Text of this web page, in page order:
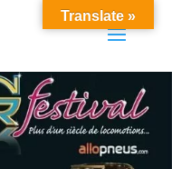
Translate »